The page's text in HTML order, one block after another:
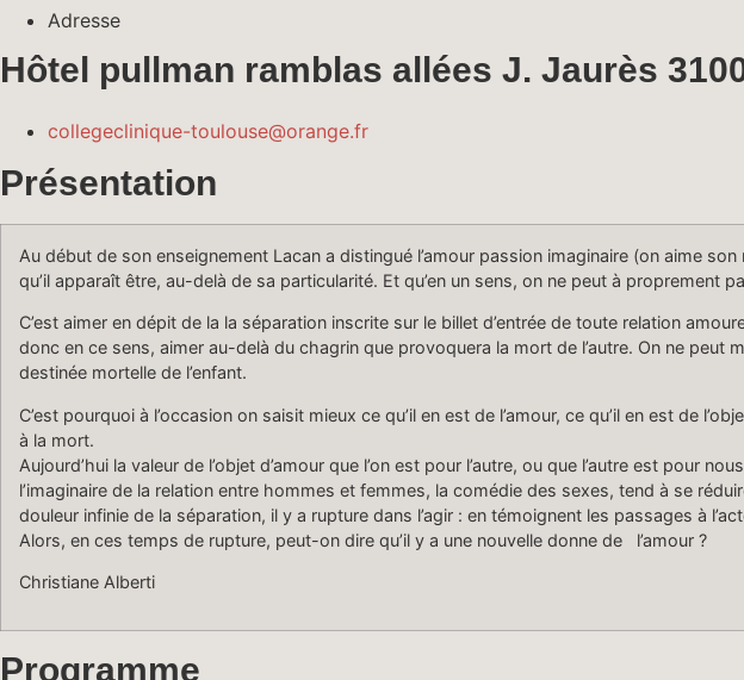
Adresse
Hôtel pullman ramblas allées J. Jaurès
collegeclinique-toulouse@orange.fr
Présentation
Au début de son enseigne­ment Lacan a dis­tin­gué l’amour pas­sion imag­i­naire (on aime
qu’il appa­raît être, au-delà de sa par­tic­u­lar­ité. Et qu’en un sens, on ne peut à pro­pre­ment
C’est aimer en dépit de la la sépa­ra­tion inscrite sur le bil­let d’entrée de toute rela­tion
donc en ce sens, aimer au-delà du cha­grin que provo­quera la mort de l’autre. On ne peut
des­tinée mortelle de l’enfant.
C’est pourquoi à l’occasion on saisit mieux ce qu’il en est de l’amour, ce qu’il en est de
à la mort.
Aujourd’hui la valeur de l’objet d’amour que l’on est pour l’autre, ou que l’autre est
l’imaginaire de la rela­tion entre hommes et femmes, la comédie des sex­es, tend à se
douleur infinie de la sépa­ra­tion, il y a rup­ture dans l’agir : en témoignent les pas­sages à
Alors, en ces temps de rup­ture, peut-on dire qu’il y a une nou­velle donne de l’amour ?
Chris­tiane Alberti
Programme